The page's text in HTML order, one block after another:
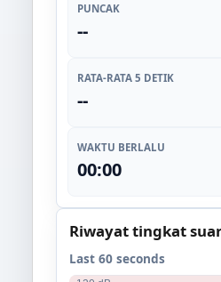
PUNCAK
--
RATA-RATA 5 DETIK
--
WAKTU BERLALU
00:00
Riwayat tingkat
Last 60 seconds